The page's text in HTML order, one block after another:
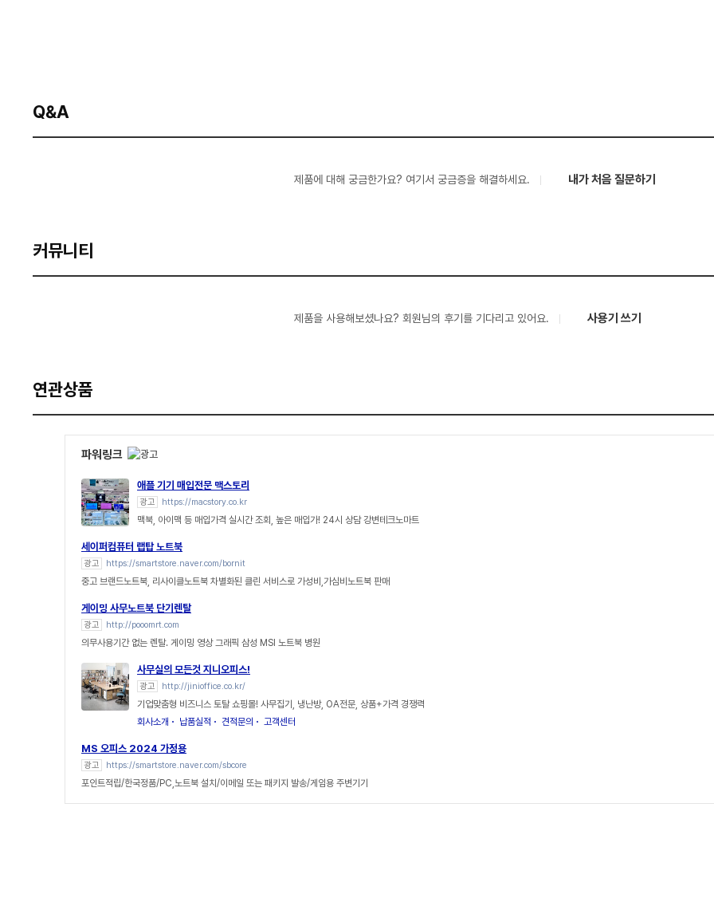
Q&A
제품에 대해 궁금한가요? 여기서 궁금증을 해결하세요. 내가 처음 질문하기
커뮤니티
제품을 사용해보셨나요? 회원님의 후기를 기다리고 있어요. 사용기 쓰기
연관상품
파워링크
애플 기기 매입전문 맥스토리
광고 https://macstory.co.kr
맥북, 아이맥 등 매입가격 실시간 조회, 높은 매입가! 24시 상담 강변테크노마트
세이퍼컴퓨터 랩탑 노트북
광고 https://smartstore.naver.com/bornit
중고 브랜드노트북, 리사이클노트북 차별화된 클린 서비스로 가성비,가심비노트북 판매
게이밍 사무노트북 단기렌탈
광고 http://pooomrt.com
의무사용기간 없는 렌탈. 게이밍 영상 그래픽 삼성 MSI 노트북 병원
사무실의 모든것 지니오피스!
광고 http://jinioffice.co.kr/
기업맞춤형 비즈니스 토탈 쇼핑몰! 사무집기, 냉난방, OA전문, 상품+가격 경쟁력
회사소개
납품실적 견적문의 고객센터
MS 오피스 2024 가정용
광고 https://smartstore.naver.com/sbcore
포인트적립/한국정품/PC,노트북 설치/이메일 또는 패키지 발송/게임용 주변기기